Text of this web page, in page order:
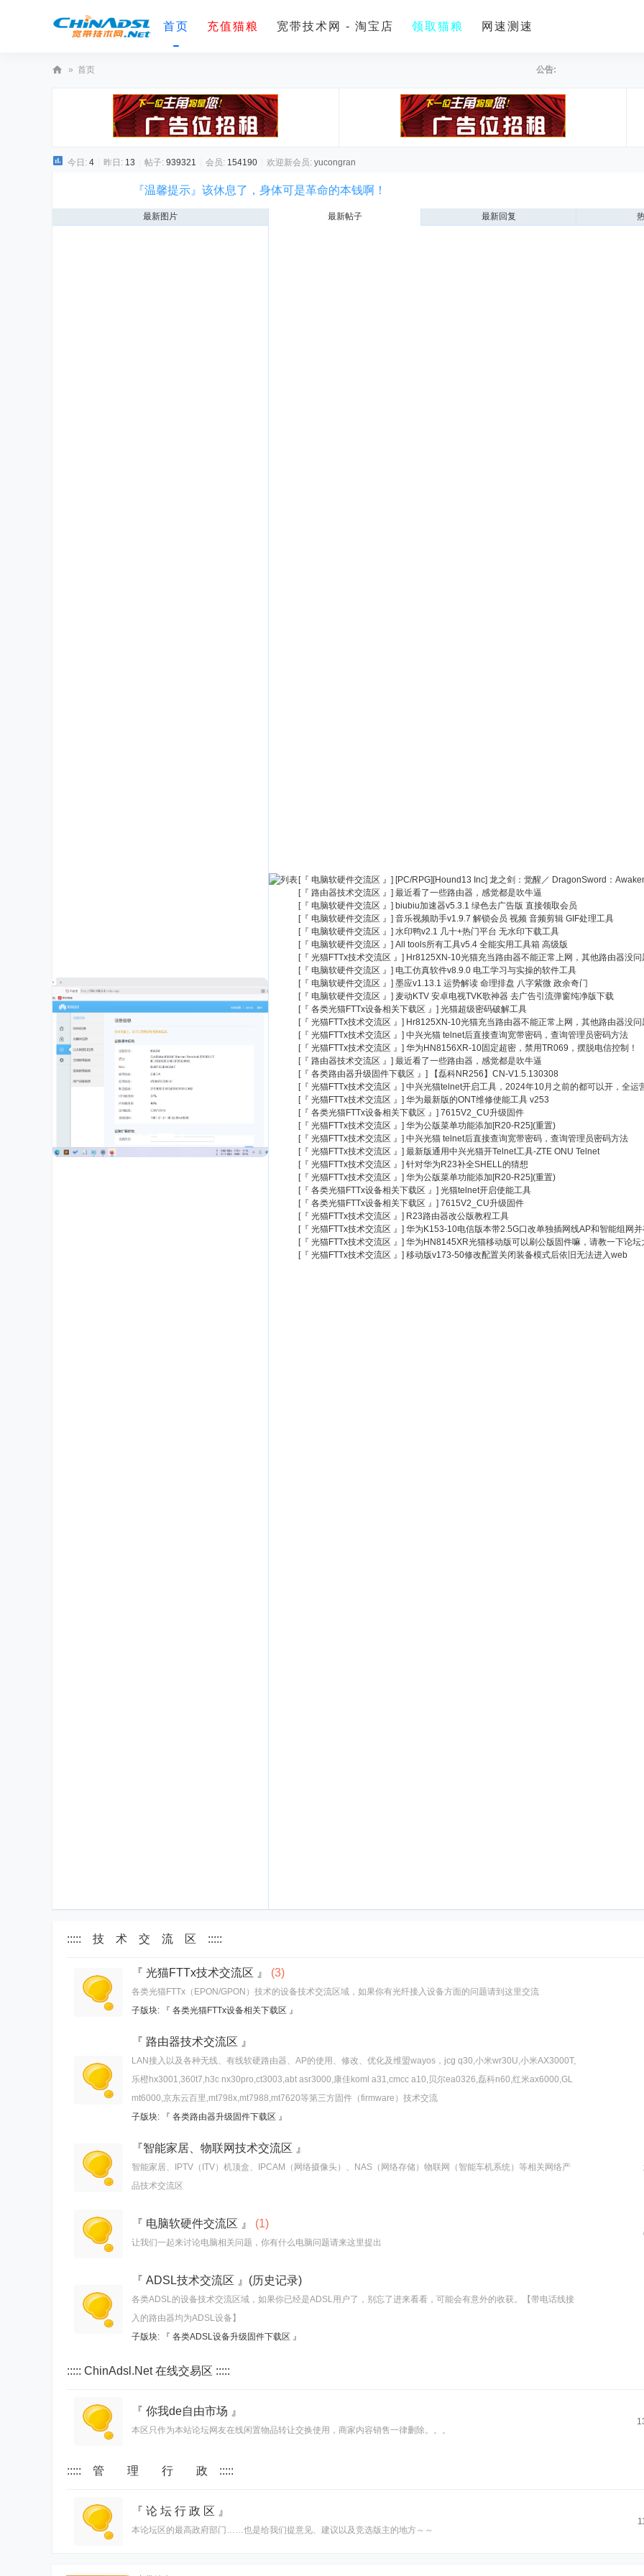
首页 充值猫粮 宽带技术网 - 淘宝店 领取猫粮 网速测速
公告:
» 首页
今日: 4 昨日: 13 帖子: 939321 会员: 154190 欢迎新会员: yucongran
『温馨提示』该休息了，身体可是革命的本钱啊！
最新图片 最新帖子 最新回复
[『 电脑软硬件交流区 』] [PC/RPG][Hound13 Inc] 龙之剑：觉醒／ DragonSword：
[『 路由器技术交流区 』] 最近看了一些路由器，感觉都是吹牛逼
[『 电脑软硬件交流区 』] biubiu加速器v5.3.1 绿色去广告版 直接领取会员
[『 电脑软硬件交流区 』] 音乐视频助手v1.9.7 解锁会员 视频 音频剪辑 GIF处理工具
[『 电脑软硬件交流区 』] 水印鸭v2.1 几十+热门平台 无水印下载工具
[『 电脑软硬件交流区 』] All tools所有工具v5.4 全能实用工具箱 高级版
[『 光猫FTTx技术交流区 』] Hr8125XN-10光猫充当路由器不能正常上网，其他路由器没问
[『 电脑软硬件交流区 』] 电工仿真软件v8.9.0 电工学习与实操的软件工具
[『 电脑软硬件交流区 』] 墨应v1.13.1 运势解读 命理排盘 八字紫微 政余奇门
[『 电脑软硬件交流区 』] 麦动KTV 安卓电视TVK歌神器 去广告引流弹窗纯净版下载
[『 各类光猫FTTx设备相关下载区 』] 光猫超级密码破解工具
[『 光猫FTTx技术交流区 』] Hr8125XN-10光猫充当路由器不能正常上网，其他路由器没问
[『 光猫FTTx技术交流区 』] 中兴光猫 telnet后直接查询宽带密码，查询管理员密码方法
[『 光猫FTTx技术交流区 』] 华为HN8156XR-10固定超密，禁用TR069，摆脱电信控制！
[『 路由器技术交流区 』] 最近看了一些路由器，感觉都是吹牛逼
[『 各类路由器升级固件下载区 』]
【磊科NR256】CN-V1.5.130308
[『 光猫FTTx技术交流区 』] 中兴光猫telnet开启工具，2024年10月之前的都可以开，全运
[『 光猫FTTx技术交流区 』] 华为最新版的ONT维修使能工具 v253
[『 各类光猫FTTx设备相关下载区 』] 7615V2_CU升级固件
[『 光猫FTTx技术交流区 』] 华为公版菜单功能添加[R20-R25](重置)
[『 光猫FTTx技术交流区 』] 中兴光猫 telnet后直接查询宽带密码，查询管理员密码方法
[『 光猫FTTx技术交流区 』] 最新版通用中兴光猫开Telnet工具-ZTE ONU Telnet
[『 光猫FTTx技术交流区 』] 针对华为R23补全SHELL的猜想
[『 光猫FTTx技术交流区 』] 华为公版菜单功能添加[R20-R25](重置)
[『 各类光猫FTTx设备相关下载区 』] 光猫telnet开启使能工具
[『 各类光猫FTTx设备相关下载区 』] 7615V2_CU升级固件
[『 光猫FTTx技术交流区 』] R23路由器改公版教程工具
[『 光猫FTTx技术交流区 』] 华为K153-10电信版本带2.5G口改单独插网线AP和智能组网
[『 光猫FTTx技术交流区 』] 华为HN8145XR光猫移动版可以刷公版固件嘛，请教一下论坛
[『 光猫FTTx技术交流区 』] 移动版v173-50修改配置关闭装备模式后依旧无法进入web
::::: 技 术 交 流 区 :::::
『 光猫FTTx技术交流区 』 (3)
各类光猫FTTx（EPON/GPON）技术的设备技术交流区域，如果你有光纤接入设备方面的问题请到这里交流
子版块:
『 各类光猫FTTx设备相关下载区 』
『 路由器技术交流区 』
LAN接入以及各种无线、有线软硬路由器、AP的使用、修改、优化及维盟wayos，jcg q30,小米wr30U,小米AX3000T,
乐橙hx3001,360t7,h3c nx30pro,ct3003,abt asr3000,康佳koml a31,cmcc a10,贝尔ea0326,磊科n60,红米ax6000,GL
mt6000,京东云百里,mt798x,mt7988,mt7620等第三方固件（firmware）技术交流
子版块:
『 各类路由器升级固件下载区 』
『智能家居、物联网技术交流区 』
智能家居、IPTV（ITV）机顶盒、IPCAM（网络摄像头）、NAS（网络存储）物联网（智能车机系统）等相关网络产
品技术交流区
『 电脑软硬件交流区 』 (1)
让我们一起来讨论电脑相关问题，你有什么电脑问题请来这里提出
『 ADSL技术交流区 』(历史记录)
各类ADSL的设备技术交流区域，如果你已经是ADSL用户了，别忘了进来看看，可能会有意外的收获。【带电话线接
入的路由器均为ADSL设备】
子版块:
『 各类ADSL设备升级固件下载区 』
::::: ChinAdsl.Net 在线交易区 :::::
『 你我de自由市场 』
本区只作为本站论坛网友在线闲置物品转让交换使用，商家内容销售一律删除。。。
::::: 管 理 行 政 :::::
『 论 坛 行 政 区 』
本论坛区的最高政府部门……也是给我们提意见、建议以及竞选版主的地方～～